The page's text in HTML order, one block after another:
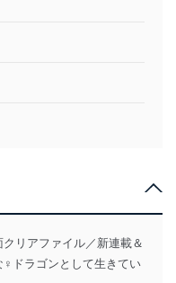
リアファイル／新連載＆
ドラゴンとして生きてい